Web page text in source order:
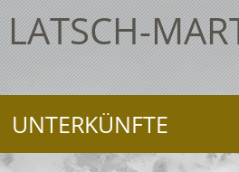
UNTERKÜNFTE